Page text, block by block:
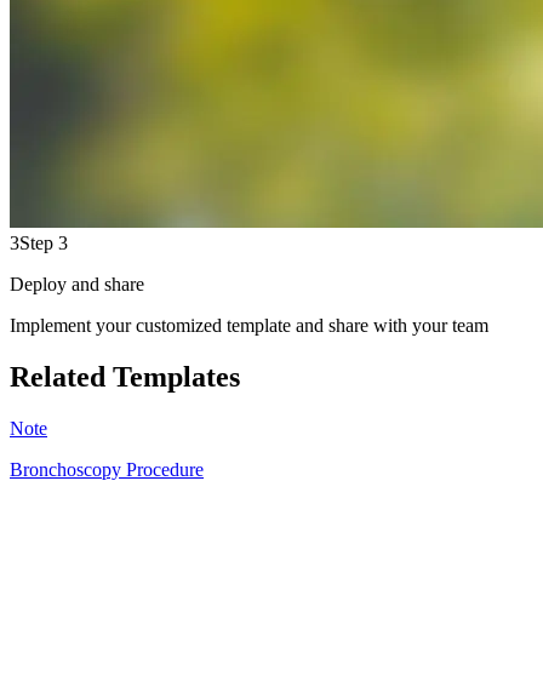
3Step 3
Deploy and share
Implement your customized template and share with your team
Related Templates
Note
Bronchoscopy Procedure